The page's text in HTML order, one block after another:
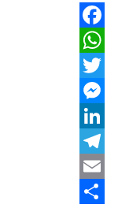
Facebook
WhatsApp
Twitter
Messenger
LinkedIn
Telegram
Email